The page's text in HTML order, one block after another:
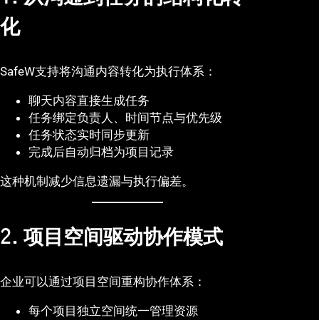
化
SafeW支持将沟通内容转化为执行体系：
聊天内容直接生成任务
任务绑定负责人、时间节点与优先级
任务状态实时同步更新
完成后自动归档为项目记录
这种机制减少信息遗漏与执行偏差。
2. 项目空间驱动协作模式
企业可以通过项目空间重构协作体系：
每个项目独立空间统一管理资源